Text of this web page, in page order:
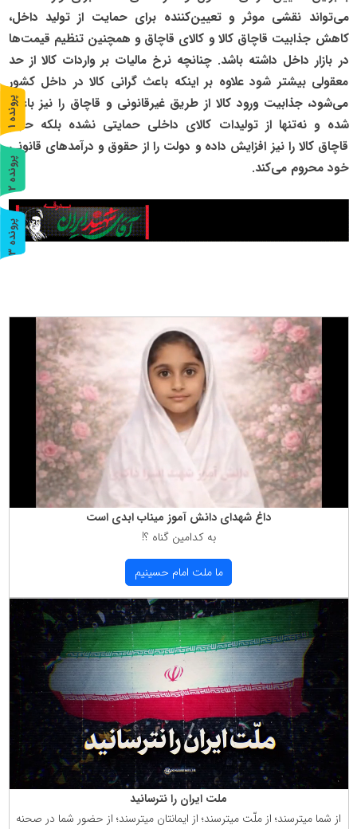
می‌تواند نقشی موثر و تعیین‌کننده برای حمایت از تولید داخل،
کاهش جذابیت قاچاق کالا و کالای قاچاق و همچنین تنظیم قیمت‌ها
در بازار داخل داشته باشد. چنانچه نرخ مالیات بر واردات کالا از حد
معقولی بیشتر شود علاوه بر اینکه باعث گرانی کالا در داخل کشور
می‌شود، جذابیت ورود کالا از طریق غیرقانونی و قاچاق را نیز باعث
شده و نه‌تنها از تولیدات کالای داخلی حمایتی نشده بلکه حجم
قاچاق کالا را نیز افزایش داده و دولت را از حقوق و درآمدهای قانونی
خود محروم می‌کند.
داغ شهدای دانش آموز میناب ابدی است
به كدامین گناه ؟!
ما ملت امام حسینیم
ملت ایران را نترسانید
از شما میترسند؛ از ملّت میترسند؛ از ایمانتان میترسند؛ از حضور شما در صحنه
پ
ر
و
ن
د
ه
1
پ
ر
و
ن
د
ه
2
پ
ر
و
ن
د
ه
3